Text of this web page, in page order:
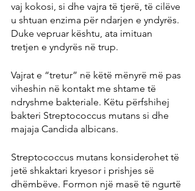
vaj kokosi, si dhe vajra të tjerë, të cilëve
u shtuan enzima për ndarjen e yndyrës.
Duke vepruar kështu, ata imituan
tretjen e yndyrës në trup.
Vajrat e “tretur” në këtë mënyrë më pas
viheshin në kontakt me shtame të
ndryshme bakteriale. Këtu përfshihej
bakteri Streptococcus mutans si dhe
majaja Candida albicans.
Streptococcus mutans konsiderohet të
jetë shkaktari kryesor i prishjes së
dhëmbëve. Formon një masë të ngurtë